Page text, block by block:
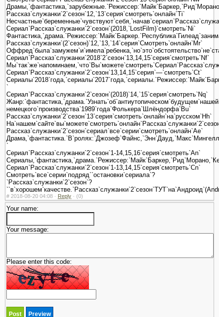
Рассказ`служанки`2`сезон`12,`13`серия`смотреть`онлайн`Ti`
Сериал`Рассказ`служанки`2`сезон`(2018,`LostFilm)`смотреть`Ni`
Рассказ`служанки`(2`сезон)`12,`13,`14`серия`Смотреть`онлайн`Mr`
Сериал`Рассказ`служанки`2018`2`сезон`13,14,15`серия`смотреть`Nf`
Сериал`Рассказ`служанки`2`сезон`13,14,15`серия`—`смотреть`Ct`
`
Сериал`Рассказ`служанки`2`сезон`(2018)`14,`15`серия`смотреть`Nq`
немецкого`производства`1989`года`Фолькера`Шлёндорфа`Bu`
Рассказ`служанки`2`сезон`13`серия`смотреть`онлайн`на`русском`Hh`
Рассказ`служанки`2`сезон`сериал`все`серии`смотреть`онлайн`Ae`
`
Сериал`Рассказ`служанки`2`сезон`1-14,15,16`серия`смотреть`An`
Сериал`Рассказ`служанки`2`сезон`1-13,14,15`серия`смотреть`Cn`
Смотреть`все`серии`подряд``остановки`сериала`?
`Рассказ`служанки`2`сезон`?
# 2018-08-20 04:08 · Reply · (0)
Your name:
Your message:
Please enter this code: